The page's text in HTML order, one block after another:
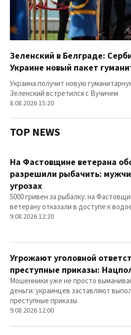
Зеленский в Белграде:
Украине новый пакет
Украина получит новую
Зеленский встретился с Вучичем
8.08.2026 15:20
TOP NEWS
На Фастовщине ветерана
разрешили рыбачить:
угрозах
5000 гривен за рыбалку: на
ветерану отказали в доступе к
9.08.2026 12:20
Угрожают уголовной
преступные приказы:
Мошенники уже не просто
деньги: украинцев заставляют
преступные приказы
9.08.2026 12:00